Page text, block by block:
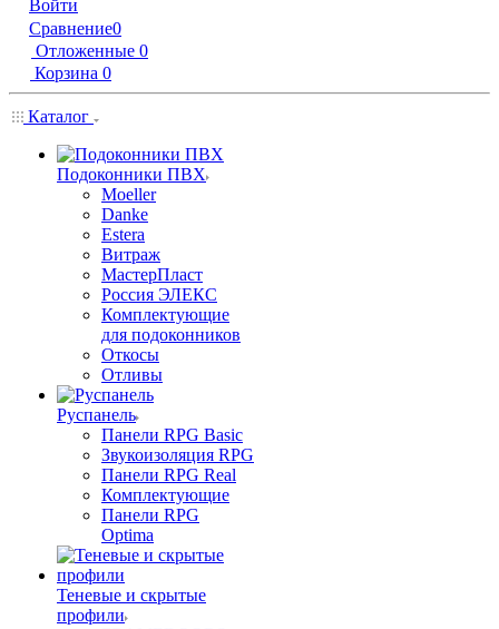
Войти
Сравнение0
Отложенные 0
Корзина 0
Каталог
Подоконники ПВХ
Moeller
Danke
Estera
Витраж
МастерПласт
Россия ЭЛЕКС
Комплектующие
для подоконников
Откосы
Отливы
Руспанель
Панели RPG Basic
Звукоизоляция RPG
Панели RPG Real
Комплектующие
Панели RPG
Optima
Теневые и скрытые
профили